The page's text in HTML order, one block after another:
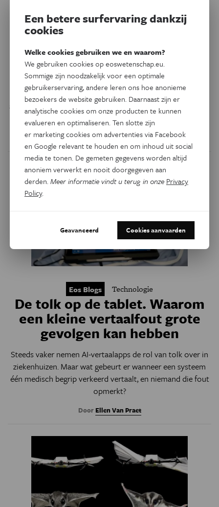
Drone vindt zijn weg naar huis
met het brein van een bij
Wetenschappers lieten een kleine drone navigeren met
amper 42 kilobyte geheugen, zo’n duizend keer minder dan
een klassieke navigatiekaart.
DoorAndrei Stiru
Eos Blogs Technologie
De tolk op de tablet. Waarom
een kleine vertaalfout grote
gevolgen kan hebben
Steeds vaker nemen AI-vertaalapps de rol van tolk over in
ziekenhuizen. Maar wat gebeurt er wanneer een systeem
één medisch begrip verkeerd vertaalt, en niemand die fout
opmerkt?
Door Ellen Van Praet
Een betere surfervaring dankzij
cookies
Welke cookies gebruiken we en waarom?
We gebruiken cookies op eoswetenschap.eu.
Sommige zijn noodzakelijk voor een optimale
gebruikerservaring, andere leren ons hoe anonieme
bezoekers de website gebruiken. Daarnaast zijn er
analytische cookies om onze producten te kunnen
evalueren en optimaliseren. Ten slotte zijn
er marketing cookies om advertenties via Facebook
en Google relevant te houden en om inhoud uit social
media te tonen. De gemeten gegevens worden altijd
anoniem verwerkt en nooit doorgegeven aan
derden.Meer informatie vindt u terug in onze Privacy
Policy.
Geavanceerd Cookies aanvaarden